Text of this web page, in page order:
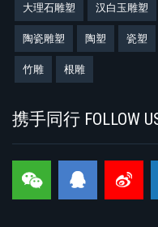
大理石雕塑 汉白玉雕塑
陶瓷雕塑 陶塑 瓷塑
竹雕 根雕
携手同行 FOLLOW